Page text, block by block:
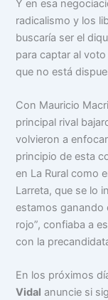
Y en esa
radicalismo y los
buscaría ser el
para captar al
que no está
Con Mauricio
principal rival
volvieron a
principio de esta
en La Rural como
Larreta, que se lo
estamos ganando
rojo”, confiaba a
con la
En los próximos
Vidal anuncie si